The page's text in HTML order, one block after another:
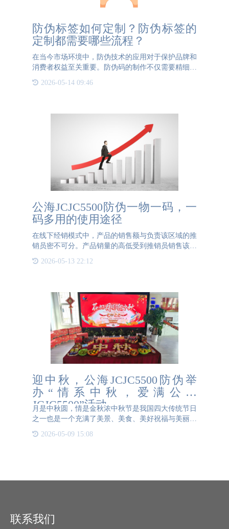
防伪标签如何定制？防伪标签的
定制都需要哪些流程？
在当今市场环境中，防伪技术的应用对于保护品牌和
消费者权益至关重要。防伪码的制作不仅需要精细的
前期准备，还需要专业的技术支持。本文将详细介绍
防伪码制作的流程、成本以及相关注意事项。一、防
2026-05-14 09:46
公海JCJC5500防伪一物一码，一
码多用的使用途径
在线下经销模式中，产品的销售额与负责该区域的推
销员密不可分。产品销量的高低受到推销员销售该商
销量的提升，反之，冷漠消极的销售态度将会导致产
2026-05-13 22:12
迎中秋，公海JCJC5500防伪举
办“情系中秋，爱满公海
JCJC5500”活动
月是中秋圆，情是金秋浓中秋节是我国四大传统节日
之一也是一个充满了美景、美食、美好祝福与美丽传
说的节日~中秋佳节来临之际公海JCJC5500防伪举办
了“情系中秋，爱满公海JCJC5500”庆祝活动向全体员
2026-05-09 15:08
联系我们